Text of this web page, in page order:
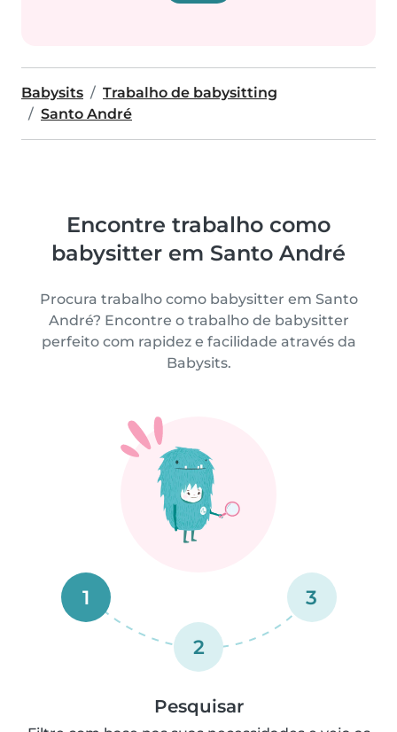
Babysits
Trabalho de babysitting
Santo André
Encontre trabalho como
babysitter em Santo André
Procura trabalho como babysitter em Santo
André? Encontre o trabalho de babysitter
perfeito com rapidez e facilidade através da
Babysits.
1
2
3
Pesquisar